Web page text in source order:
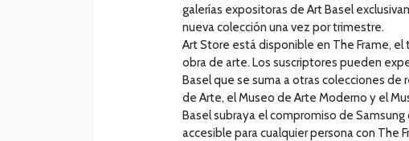
galerías expositoras de Art Basel
nueva colección una vez por trimestre.
Art Store está disponible en The Frame,
obra de arte. Los suscriptores pueden
Basel que se suma a otras colecciones
de Arte, el Museo de Arte Moderno y el
Basel subraya el compromiso de
accesible para cualquier persona con The